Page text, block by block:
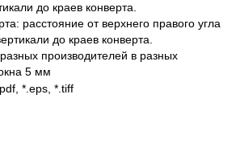
до краев конверта.
расстояние от верхнего правого угла
до краев конверта.
производителей в разных
5 мм
*.eps, *.tiff